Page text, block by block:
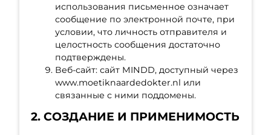
использования письменное означает
сообщение по электронной почте, при
условии, что личность отправителя и
целостность сообщения достаточно
подтверждены.
Веб-сайт: сайт MINDD, доступный через
www.moetiknaardedokter.nl или
связанные с ними поддомены.
2. СОЗДАНИЕ И ПРИМЕНИМОСТЬ